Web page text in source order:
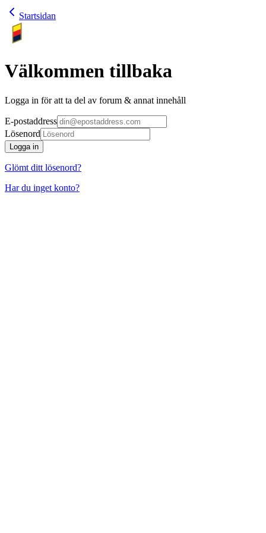
Startsidan
Välkommen tillbaka
Logga in för att ta del av forum & annat innehåll
E-postaddress
Lösenord
Logga in
Glömt ditt lösenord?
Har du inget konto?